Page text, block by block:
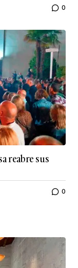
0
reabre sus
0